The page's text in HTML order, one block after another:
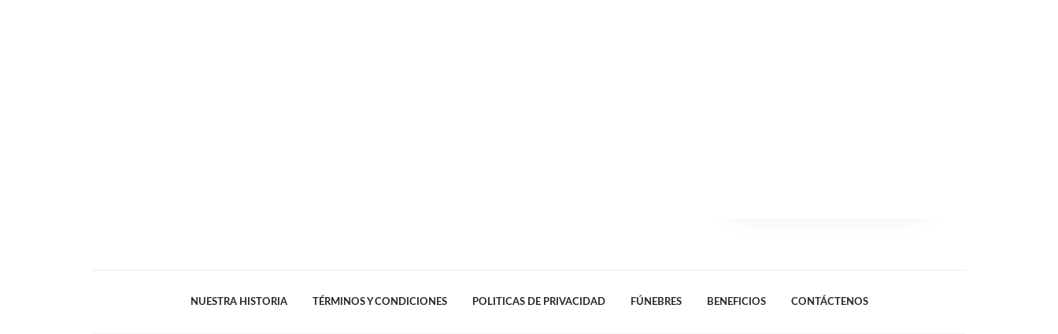
NUESTRA HISTORIA TÉRMINOS Y CONDICIONES POLITICAS DE PRIVACIDAD FÚNEBRES BENEFICIOS CONTÁCTENOS